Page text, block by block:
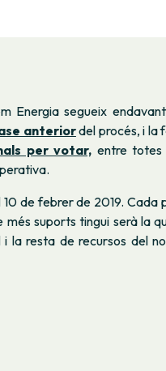
Energia segueix
anteriordel procés, i la
per votar, entre totes
de febrer de 2019. Cada
més suports tingui serà la
i la resta de recursos del